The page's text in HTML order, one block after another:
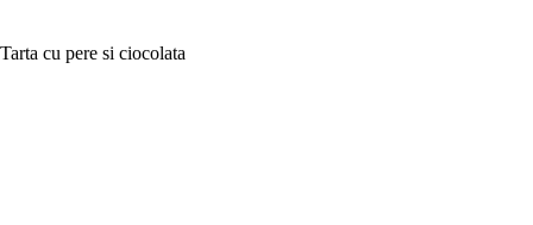
Tarta cu pere si ciocolata